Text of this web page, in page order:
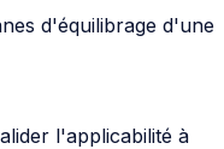
d'équilibrage d'une
l'applicabilité à